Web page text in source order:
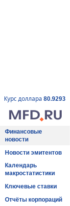
Курс доллара 80.9293
Финансовые
новости
Новости эмитентов
Календарь
макростатистики
Ключевые ставки
Отчёты корпораций